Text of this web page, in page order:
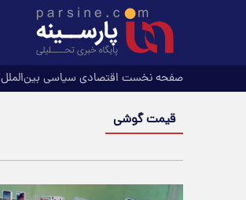
صفحه نخست اقتصادی سیاسی بین‌الملل
قیمت گوشی